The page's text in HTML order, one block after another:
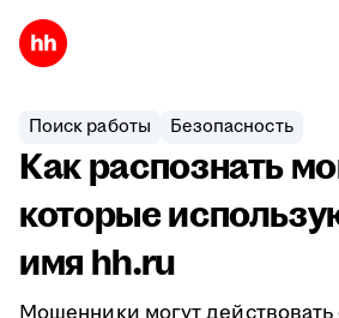
Поиск работы Безопасность
Как распознать
которые
имя hh.ru